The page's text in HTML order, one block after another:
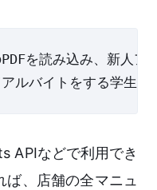
を読み込み、新人
APIなどで利用でき
ば、店舗の全マニュ